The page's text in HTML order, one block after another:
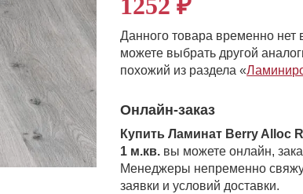
Данного товара временно нет
можете выбрать другой
похожий из раздела «
Онлайн-заказ
Купить Ламинат Berry Alloc
1 м.кв. вы можете онлайн,
Менеджеры непременно
заявки и условий доставки.